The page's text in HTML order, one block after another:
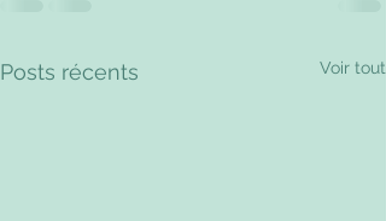
Posts récents Voir tout